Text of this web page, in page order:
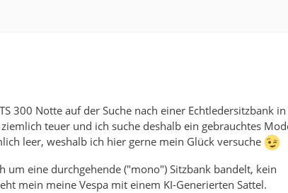
300 Notte auf der Suche nach einer Echtledersitzbank
teuer und ich suche deshalb ein gebrauchtes
leer, weshalb ich hier gerne mein Glück versuche
um eine durchgehende ("mono") Sitzbank bandelt, kein
mein meine Vespa mit einem KI-Generierten Sattel.